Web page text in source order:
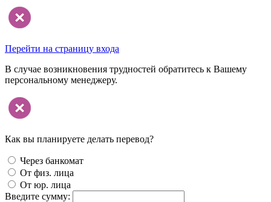
Перейти на страницу входа
В случае возникновения трудностей обратитесь к Вашему
персональному менеджеру.
Как вы планируете делать перевод?
Через банкомат
От физ. лица
От юр. лица
Введите сумму: